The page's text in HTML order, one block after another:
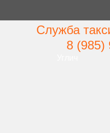
Служба
8 (985)